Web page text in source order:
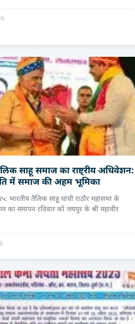
साहू समाज का राष्ट्रीय अधिवेशन:
में समाज की अहम भूमिका
भारतीय तैलिक साहू घांची राठौर महासभा के
का समापन रविवार को जयपुर के श्री महावीर